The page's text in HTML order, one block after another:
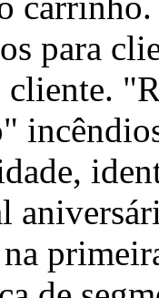
para
cliente.